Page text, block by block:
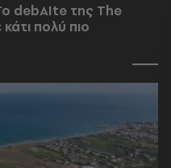
debAIte της The
πολύ πιο